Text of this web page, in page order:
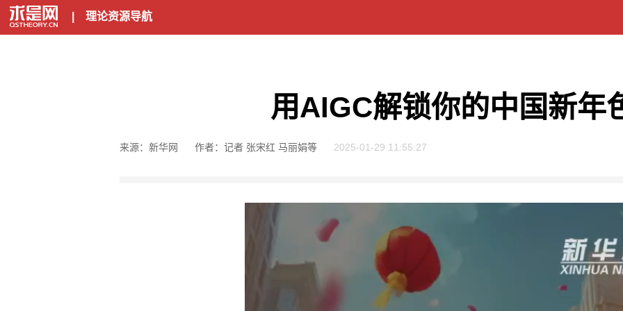
理论资源导航
用AIGC解锁你的中国新年
来源：新华网 作者：记者 张宋红 马丽娟等 2025-01-29 11:55:27